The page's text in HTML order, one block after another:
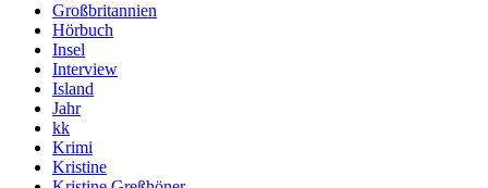
Großbritannien
Hörbuch
Insel
Interview
Island
Jahr
kk
Krimi
Kristine